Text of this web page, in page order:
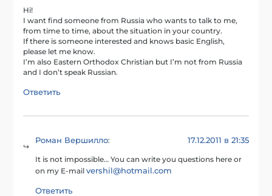
Hi!
I want find someone from Russia who wants to talk to me,
from time to time, about the situation in your country.
If there is someone interested and knows basic English,
please let me know.
I’m also Eastern Orthodox Christian but I’m not from Russia
and I don’t speak Russian.
Ответить
Роман Вершилло: 17.12.2011 в 21:35
It is not impossible… You can write you questions here or
on my E-mailvershil@hotmail.com
Ответить